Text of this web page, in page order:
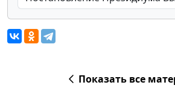
Показать все